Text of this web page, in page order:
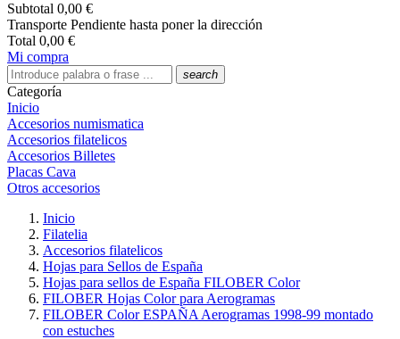
Subtotal 0,00 €
Transporte Pendiente hasta poner la dirección
Total 0,00 €
Mi compra
search
Categoría
Inicio
Accesorios numismatica
Accesorios filatelicos
Accesorios Billetes
Placas Cava
Otros accesorios
Inicio
Filatelia
Accesorios filatelicos
Hojas para Sellos de España
Hojas para sellos de España FILOBER Color
FILOBER Hojas Color para Aerogramas
FILOBER Color ESPAÑA Aerogramas 1998-99 montado
con estuches